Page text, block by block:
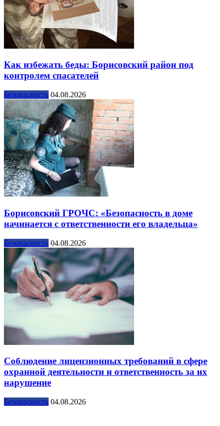
Как избежать беды: Борисовский район под
контролем спасателей
Безопасность 04.08.2026
Борисовский ГРОЧС: «Безопасность в доме
начинается с ответственности его владельца»
Безопасность 04.08.2026
Соблюдение лицензионных требований в сфере
охранной деятельности и ответственность за их
нарушение
Безопасность 04.08.2026